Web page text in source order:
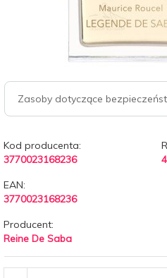
Zasoby dotyczące
Kod producenta:
3770023168236
EAN:
3770023168236
Producent:
Reine De Saba